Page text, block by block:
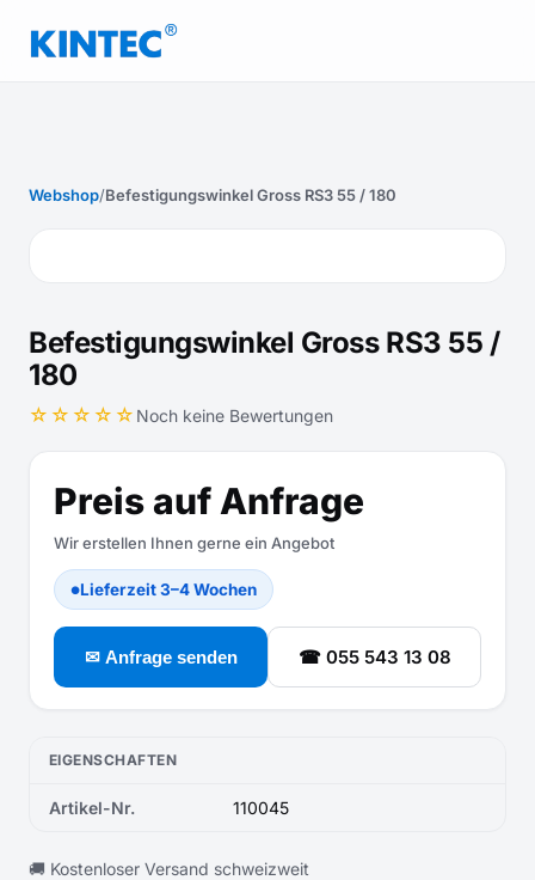
Webshop/Befestigungswinkel Gross RS3 55 / 180
Befestigungswinkel Gross RS3 55 /
180
☆☆☆☆☆ Noch keine Bewertungen
Preis auf Anfrage
Wir erstellen Ihnen gerne ein Angebot
●Lieferzeit 3–4 Wochen
✉ Anfrage senden ☎ 055 543 13 08
EIGENSCHAFTEN
Artikel-Nr. 110045
🚚 Kostenloser Versand schweizweit